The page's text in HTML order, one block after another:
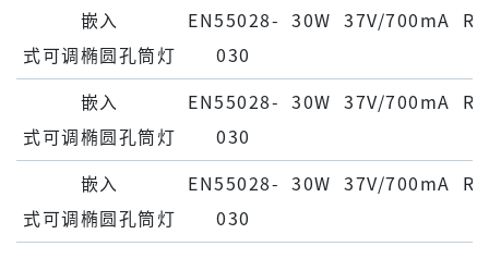
嵌⼊
式可调椭圆孔筒灯
EN55028-
030
30W 37V/700mA
嵌⼊
式可调椭圆孔筒灯
EN55028-
030
30W 37V/700mA
嵌⼊
式可调椭圆孔筒灯
EN55028-
030
30W 37V/700mA